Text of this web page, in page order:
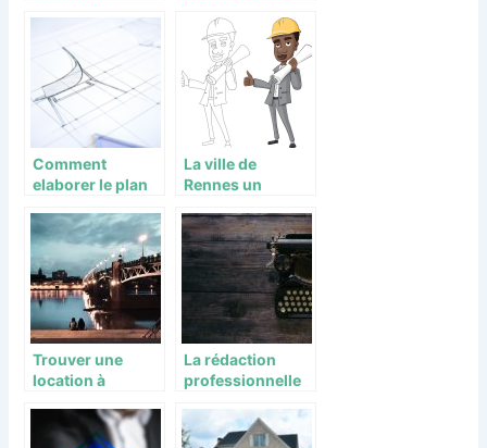
immobilier ?
et opportunites
pour les
professionnels ?
Comment
elaborer le plan
maison
La ville de
Rennes un
pour des
architectes en
herbe
Trouver une
location à
La rédaction
professionnelle
de l’immobilier